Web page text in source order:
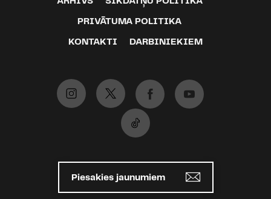
ROTKHO
krusts” kategorijā “Gada režisors”
2017 – Lietuvas Nacionālā teātra
balva kategorijā “Gada režisors”
Rzeszowskie Spotkania
Mākslinieka foto:Sisi Cecylia
PRIVĀTUMA POLITIKA
KONTAKTI DARBINIEKIEM
Piesakies jaunumiem